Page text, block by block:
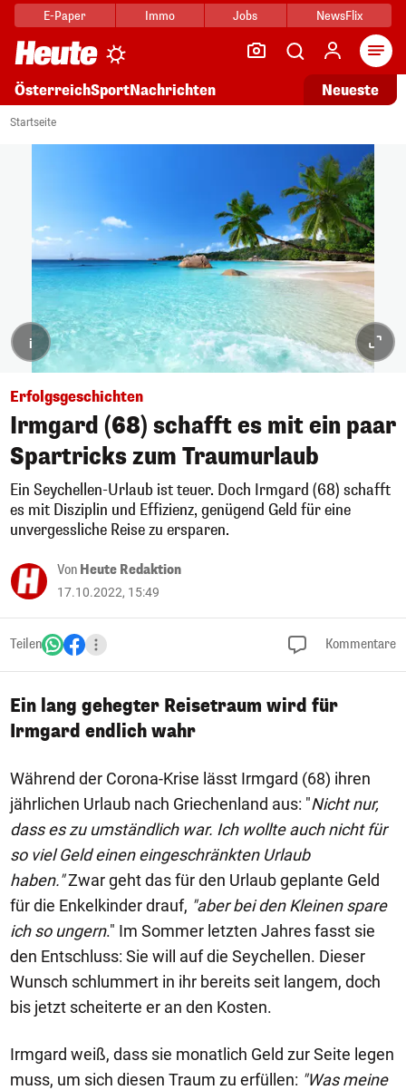
E-Paper Immo Jobs NewsFlix
ÖsterreichSportNachrichten Neueste
Startseite
i
Erfolgsgeschichten
Irmgard (68) schafft es mit ein paar
Spartricks zum Traumurlaub
Ein Seychellen-Urlaub ist teuer. Doch Irmgard (68) schafft
es mit Disziplin und Effizienz, genügend Geld für eine
unvergessliche Reise zu ersparen.
Von Heute Redaktion
17.10.2022, 15:49
Teilen Kommentare
Ein lang gehegter Reisetraum wird für
Irmgard endlich wahr
Während der Corona-Krise lässt Irmgard (68) ihren
jährlichen Urlaub nach Griechenland aus: "Nicht nur,
dass es zu umständlich war. Ich wollte auch nicht für
so viel Geld einen eingeschränkten Urlaub
haben."Zwar geht das für den Urlaub geplante Geld
für die Enkelkinder drauf, "aber bei den Kleinen spare
ich so ungern." Im Sommer letzten Jahres fasst sie
den Entschluss: Sie will auf die Seychellen. Dieser
Wunsch schlummert in ihr bereits seit langem, doch
bis jetzt scheiterte er an den Kosten.
Irmgard weiß, dass sie monatlich Geld zur Seite legen
muss, um sich diesen Traum zu erfüllen: "Was meine